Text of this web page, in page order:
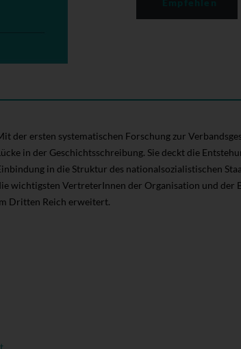
der ersten systematischen Forschung zur
in der Geschichtsschreibung. Sie deckt die
in die Struktur des nationalsozialistischen
wichtigsten VertreterInnen der Organisation und
Dritten Reich erweitert.